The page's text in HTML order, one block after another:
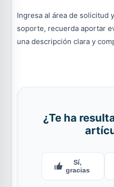
Ingresa al área de solicitud
soporte, recuerda aportar
una descripción clara y
¿Te ha
Sí,
gracias